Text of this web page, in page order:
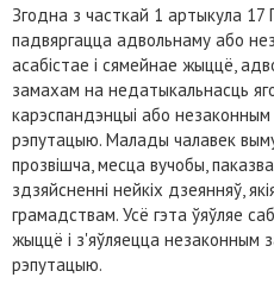
Згодна з часткай 1 артыкула
падвяргацца адвольнаму або
асабістае і сямейнае жыццё,
замахам на недатыкальнасць
карэспандэнцыі або незаконным
рэпутацыю. Малады чалавек
прозвішча, месца вучобы,
здзяйсненні нейкіх дзеянняў,
грамадствам. Усё гэта ўяўляе
жыццё і з'яўляецца незаконным
рэпутацыю.